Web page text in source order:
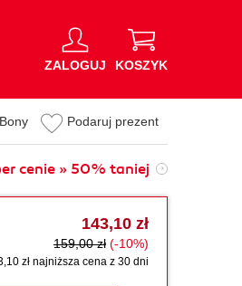
ZALOGUJ KOSZYK
Bony Podaruj prezent
cenie » 50% taniej
143,10 zł
159,00 zł (-10%)
zł najniższa cena z 30 dni